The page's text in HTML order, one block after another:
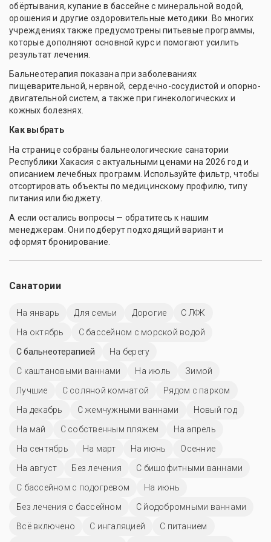
обёртывания, купание в бассейне с минеральной водой,
орошения и другие оздоровительные методики. Во многих
учреждениях также предусмотрены питьевые программы,
которые дополняют основной курс и помогают усилить
результат лечения.
Бальнеотерапия показана при заболеваниях
пищеварительной, нервной, сердечно-сосудистой и опорно-
двигательной систем, а также при гинекологических и
кожных болезнях.
Как выбрать
На странице собраны бальнеологические санатории
Республики Хакасия с актуальными ценами на 2026 год и
описанием лечебных программ. Используйте фильтр, чтобы
отсортировать объекты по медицинскому профилю, типу
питания или бюджету.
А если остались вопросы — обратитесь к нашим
менеджерам. Они подберут подходящий вариант и
оформят бронирование.
Санатории
На январь Для семьи Дорогие
С ЛФК
На октябрь
С бассейном с морской водой
С бальнеотерапией
На берегу
С каштановыми ваннами
На июль
Зимой
Лучшие
С соляной комнатой
Рядом с парком
На декабрь
С жемчужными ваннами
Новый год
На май
С собственным пляжем
На апрель
На сентябрь
На март На июнь
Осенние
На август
Без лечения
С бишофитными ваннами
С бассейном с подогревом
На июнь
Без лечения с бассейном
С йодобромными ваннами
Всё включено
С ингаляцией
С питанием